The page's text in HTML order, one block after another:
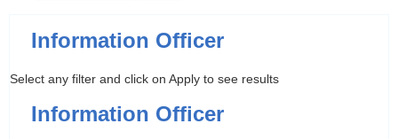
Information Officer
Select any filter and click on Apply to see results
Information Officer